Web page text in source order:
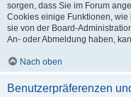
sorgen, dass Sie im Forum
Cookies einige Funktionen, wie
sie von der Board-
An- oder Abmeldung haben,
Nach oben
Benutzerpräferenzen